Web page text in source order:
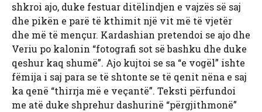
shkroi ajo, duke festuar ditëlindjen e vajzës së saj
dhe pikën e parë të kthimit një vit më të vjetër
dhe më të mençur. Kardashian pretendoi se ajo dhe
Veriu po kalonin “fotografi sot së bashku dhe duke
qeshur kaq shumë”. Ajo kujtoi se sa “e vogël” ishte
fëmija i saj para se të shtonte se të qenit nëna e saj
ka qenë “thirrja më e veçantë”. Teksti përfundoi
me atë duke shprehur dashurinë “përgjithmonë”